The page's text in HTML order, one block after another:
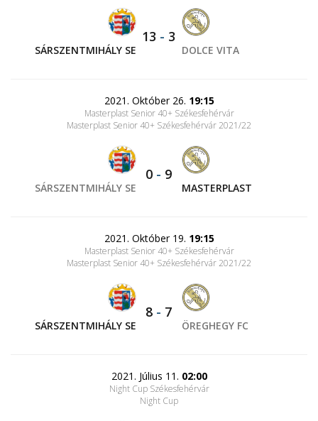
SÁRSZENTMIHÁLY SE
13 - 3
DOLCE VITA
2021. Október 26. 19:15
Masterplast Senior 40+ Székesfehérvár
Masterplast Senior 40+ Székesfehérvár 2021/22
SÁRSZENTMIHÁLY SE
0 - 9
MASTERPLAST
2021. Október 19. 19:15
Masterplast Senior 40+ Székesfehérvár
Masterplast Senior 40+ Székesfehérvár 2021/22
SÁRSZENTMIHÁLY SE
8 - 7
ÖREGHEGY FC
2021. Július 11. 02:00
Night Cup Székesfehérvár
Night Cup